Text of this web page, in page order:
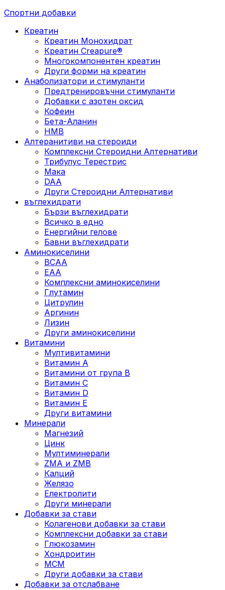
Спортни добавки
Креатин
Креатин Монохидрат
Креатин Creapure®
Многокомпонентен креатин
Други форми на креатин
Анаболизатори и стимуланти
Предтренировъчни стимуланти
Добавки с азотен оксид
Кофеин
Бета-Аланин
HMB
Алтеранитиви на стероиди
Комплексни Стероидни Алтернативи
Трибулус Терестрис
Maка
DAA
Други Стероидни Алтернативи
въглехидрати
Бързи въглехидрати
Всичко в едно
Енергийни гелове
Бавни въглехидрати
Аминокиселини
BCAA
EAA
Комплексни аминокиселини
Глутамин
Цитрулин
Аргинин
Лизин
Други аминокиселини
Витамини
Мултивитамини
Витамин А
Витамини от група B
Витамин C
Витамин D
Витамин E
Други витамини
Минерали
Магнезий
Цинк
Мултиминерали
ZMA и ZMB
Калций
Желязо
Електролити
Други минерали
Добавки за стави
Колагенови добавки за стави
Комплексни добавки за стави
Глюкозамин
Хондроитин
МСМ
Други добавки за стави
Добавки за отслабване